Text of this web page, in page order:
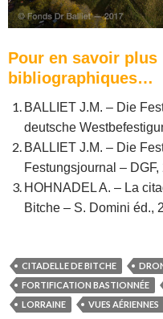
Pour en savoir
bibliographiques…
BALLIET J.M. – Die
deutsche
BALLIET J.M. – Die
Festungsjournal –
HOHNADEL A. – La
Bitche – S. Domini éd.,
CITADELLE DE BITCHE
FORTIFICATION BASTIONNÉE
LORRAINE
VUES AÉRIENNES